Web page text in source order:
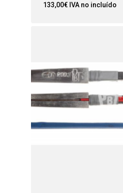
133,00€ IVA no incluído